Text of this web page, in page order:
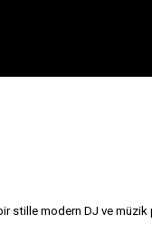
stille modern DJ ve